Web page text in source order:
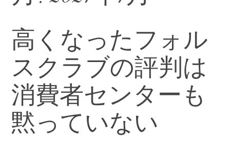
高くなったフォル
スクラブの評判は
消費者センターも
黙っていない